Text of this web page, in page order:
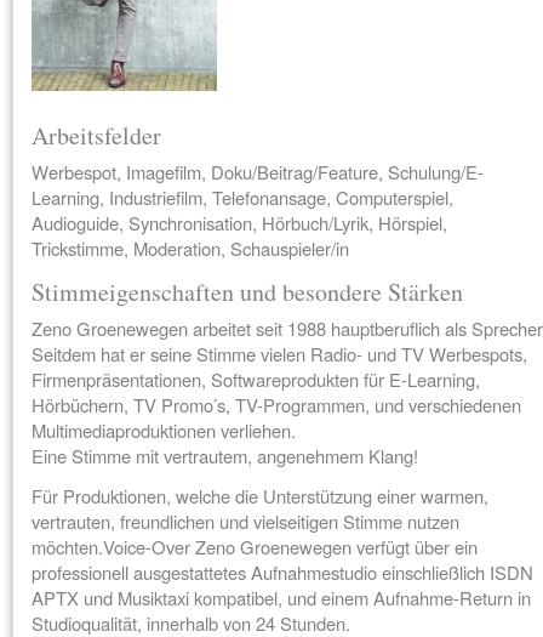
Arbeitsfelder
Werbespot, Imagefilm, Doku/Beitrag/Feature, Schulung/E-
Learning, Industriefilm, Telefonansage, Computerspiel,
Audioguide, Synchronisation, Hörbuch/Lyrik, Hörspiel,
Trickstimme, Moderation, Schauspieler/in
Stimmeigenschaften und besondere Stärken
Zeno Groenewegen arbeitet seit 1988 hauptberuflich als
Seitdem hat er seine Stimme vielen Radio- und TV Werbespots,
Firmenpräsentationen, Softwareprodukten für E-Learning,
Hörbüchern, TV Promo’s, TV-Programmen, und verschiedenen
Multimediaproduktionen verliehen.
Eine Stimme mit vertrautem, angenehmem Klang!
Für Produktionen, welche die Unterstützung einer warmen,
vertrauten, freundlichen und vielseitigen Stimme nutzen
möchten.Voice-Over Zeno Groenewegen verfügt über ein
professionell ausgestattetes Aufnahmestudio einschließlich ISDN
APTX und Musiktaxi kompatibel, und einem Aufnahme-Return in
Studioqualität, innerhalb von 24 Stunden.